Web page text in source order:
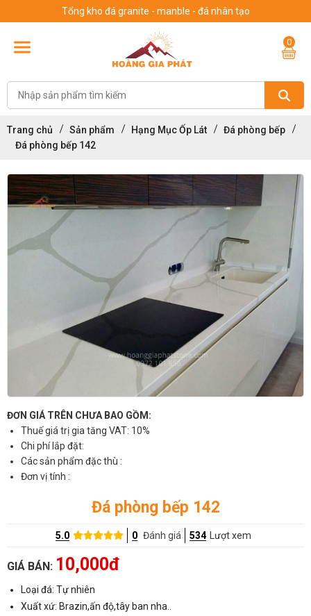
Tổng kho đá granite - manble - đá nhân tạo
0
Trang chủ Sản phẩm Hạng Mục Ốp Lát
Đá phòng bếp
Đá phòng bếp 142
ĐƠN GIÁ TRÊN CHƯA BAO GỒM:
Thuế giá trị gia tăng VAT: 10%
Chi phí lắp đặt:
Các sản phẩm đặc thù :
Đơn vị tính :
Đá phòng bếp 142
5.0 0 Đánh giá 534 Lượt xem
GIÁ BÁN: 10,000đ
Loại đá: Tự nhiên
Xuất xứ: Brazin,ấn độ,tây ban nha..